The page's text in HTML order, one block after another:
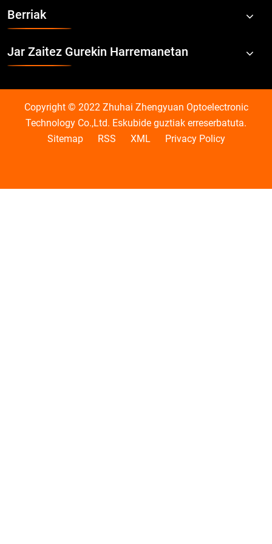
Berriak
Jar Zaitez Gurekin Harremanetan
Copyright © 2022 Zhuhai Zhengyuan Optoelectronic
Technology Co.,Ltd. Eskubide guztiak erreserbatuta.
Sitemap
RSS XML Privacy Policy